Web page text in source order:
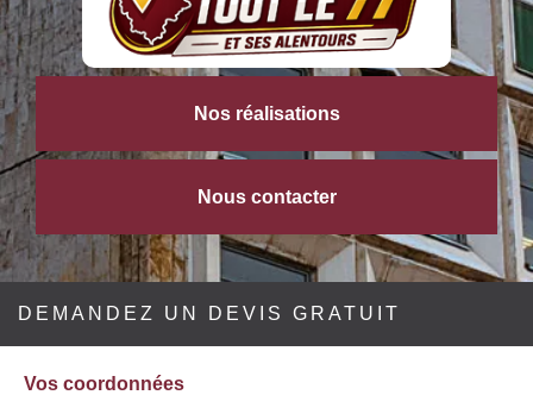
Nos réalisations
Nous contacter
DEMANDEZ UN DEVIS GRATUIT
Vos coordonnées